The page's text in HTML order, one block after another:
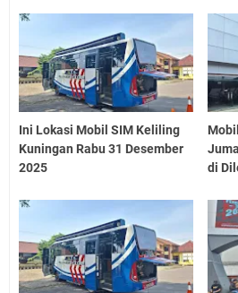
Ini Lokasi Mobil SIM Keliling
Kuningan Rabu 31 Desember
2025
di